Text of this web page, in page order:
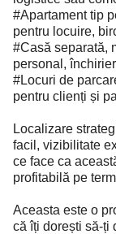
#Apartament tip
pentru locuire,
#Casă separată,
personal,
#Locuri de
pentru clienți și
Localizare
facil, vizibilitate
ce face ca
profitabilă pe
Aceasta este o
că îți dorești să-ți